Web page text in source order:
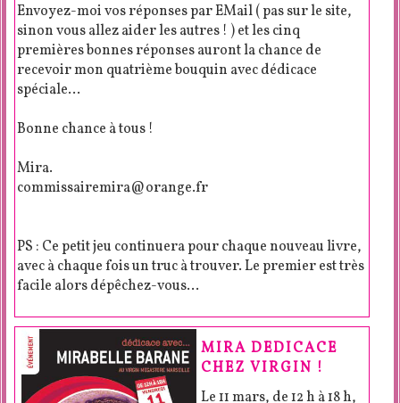
Envoyez-moi vos réponses par EMail ( pas sur le site,
sinon vous allez aider les autres ! ) et les cinq
premières bonnes réponses auront la chance de
recevoir mon quatrième bouquin avec dédicace
spéciale…
Bonne chance à tous !
Mira.
commissairemira@orange.fr
PS : Ce petit jeu continuera pour chaque nouveau livre,
avec à chaque fois un truc à trouver. Le premier est très
facile alors dépêchez-vous…
MIRA DEDICACE
CHEZ VIRGIN !
Le 11 mars, de 12 h à 18 h,